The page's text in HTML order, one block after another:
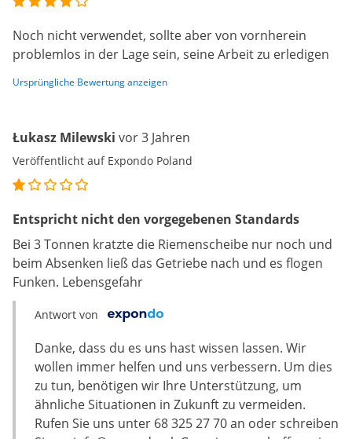
Noch nicht verwendet, sollte aber von vornherein
problemlos in der Lage sein, seine Arbeit zu erledigen
Ursprüngliche Bewertung anzeigen
Łukasz Milewski vor 3 Jahren
Veröffentlicht auf Expondo Poland
Entspricht nicht den vorgegebenen Standards
Bei 3 Tonnen kratzte die Riemenscheibe nur noch und
beim Absenken ließ das Getriebe nach und es flogen
Funken. Lebensgefahr
Antwort von
Danke, dass du es uns hast wissen lassen. Wir
wollen immer helfen und uns verbessern. Um dies
zu tun, benötigen wir Ihre Unterstützung, um
ähnliche Situationen in Zukunft zu vermeiden.
Rufen Sie uns unter 68 325 27 70 an oder schreiben